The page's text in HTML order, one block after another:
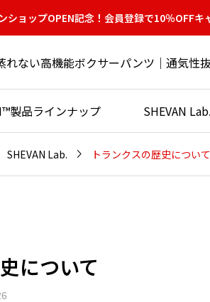
ショップOPEN記念！会員登録で10％OFF
れない高機能ボクサーパンツ｜通気性
製品ラインナップ SHEVAN Lab.
SHEVAN Lab.  トランクスの歴史について
について